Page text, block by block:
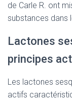
de Carle R. ont
substances dans
Lactones
principes
Les lactones
actifs